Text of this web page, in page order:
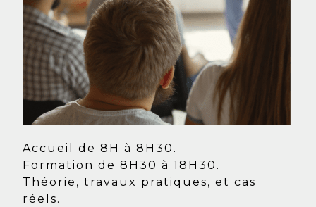
Accueil de 8H à 8H30.
Formation de 8H30 à 18H30.
Théorie, travaux pratiques, et cas
réels.